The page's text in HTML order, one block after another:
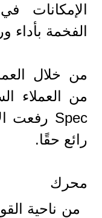
الإمكانات
الفخمة بأداء
من خلال
رائع حقًا.
محرك